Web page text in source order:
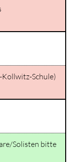
Schule)
Solisten bitte